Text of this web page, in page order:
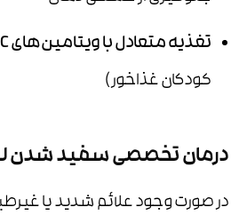
تغذیه متعادل با ویتامین‌هایC
کودکان غذاخور)
درمان تخصصی سفید شدن
در صورت وجود علائم شدید یا